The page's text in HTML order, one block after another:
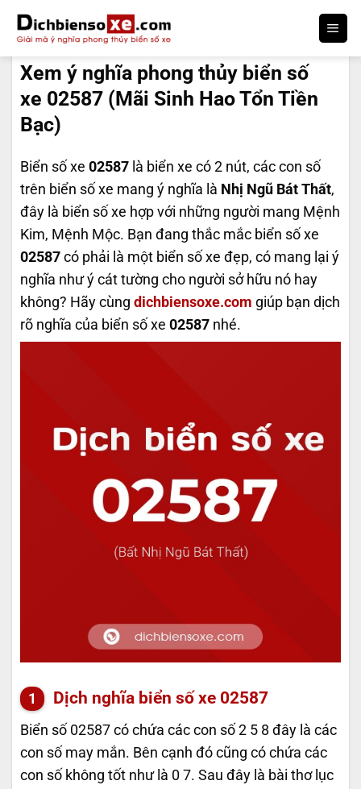
qua
nội
dungXem ý nghĩa phong thủy biển số
xe 02587 (Mãi Sinh Hao Tổn Tiền
Bạc)
Biển số xe 02587 là biển xe có 2 nút, các con số
trên biển số xe mang ý nghĩa là Nhị Ngũ Bát Thất,
đây là biển số xe hợp với những người mang Mệnh
Kim, Mệnh Mộc. Bạn đang thắc mắc biển số xe
02587 có phải là một biển số xe đẹp, có mang lại ý
nghĩa như ý cát tường cho người sở hữu nó hay
không? Hãy cùng dichbiensoxe.com giúp bạn dịch
rõ nghĩa của biển số xe 02587 nhé.
Dịch nghĩa biển số xe 02587
Biển số 02587 có chứa các con số 2 5 8 đây là các
con số may mắn. Bên cạnh đó cũng có chứa các
con số không tốt như là 0 7. Sau đây là bài thơ lục